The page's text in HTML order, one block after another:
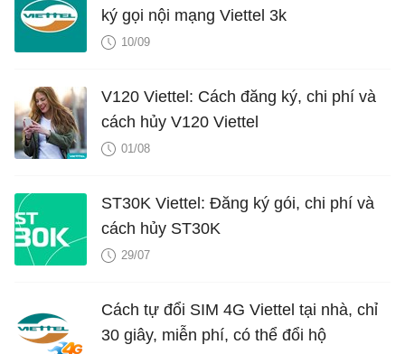
ký gọi nội mạng Viettel 3k
10/09
V120 Viettel: Cách đăng ký, chi phí và
cách hủy V120 Viettel
01/08
ST30K Viettel: Đăng ký gói, chi phí và
cách hủy ST30K
29/07
Cách tự đổi SIM 4G Viettel tại nhà, chỉ
30 giây, miễn phí, có thể đổi hộ